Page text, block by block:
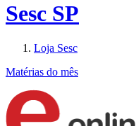
Sesc SP
Loja Sesc
Matérias do mês